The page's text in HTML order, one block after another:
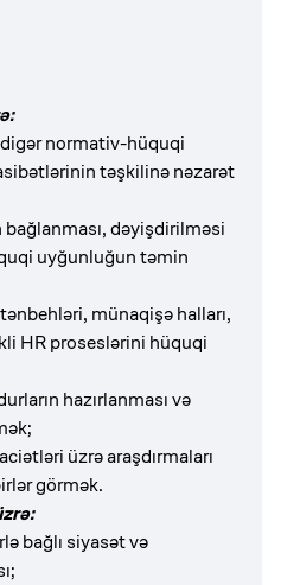
normativ-hüquqi
təşkilinə nəzarət
dəyişdirilməsi
uyğunluğun təmin
münaqişə halları,
HR proseslərini hüquqi
hazırlanması və
üzrə araşdırmaları
görmək.
bağlı siyasət və